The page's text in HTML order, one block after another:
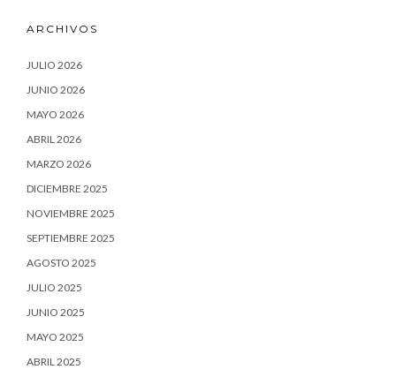
ARCHIVOS
JULIO 2026
JUNIO 2026
MAYO 2026
ABRIL 2026
MARZO 2026
DICIEMBRE 2025
NOVIEMBRE 2025
SEPTIEMBRE 2025
AGOSTO 2025
JULIO 2025
JUNIO 2025
MAYO 2025
ABRIL 2025